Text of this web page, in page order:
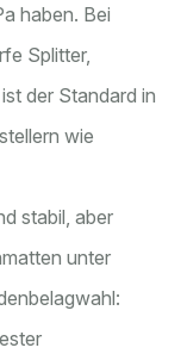
haben. Bei
Splitter,
der Standard in
wie
stabil, aber
unter